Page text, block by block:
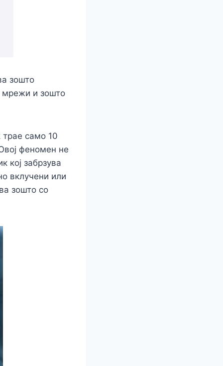
зошто
мрежи и зошто
трае само 10
феномен не
кој забрзува
вклучени или
зошто со